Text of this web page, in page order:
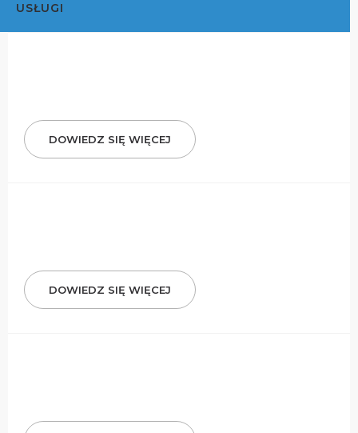
USŁUGI
DOWIEDZ SIĘ WIĘCEJ
DOWIEDZ SIĘ WIĘCEJ